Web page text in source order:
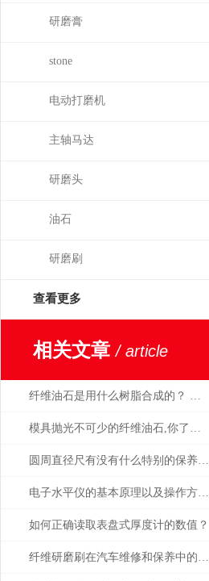
研磨膏
stone
电动打磨机
主轴马达
研磨头
油石
研磨刷
查看更多
相关文章/ article
纤维油石是用什么树脂合成的？ 为什么这么贵？
模具抛光不可少的纤维油石,你了解多少呢？
圆周直径尺有没有什么特别的保养方法？
电子水平仪的基本原理以及操作方法的说明
如何正确读取表盘式厚度计的数值？
纤维研磨刷在汽车维修和保养中的应用